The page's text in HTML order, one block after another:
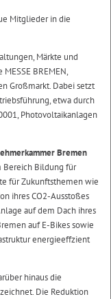
Mitglieder in die
Märkte und
BREMEN,
Großmarkt. Dabei setzt
etwa durch
Photovoltaikanlagen
Bremen
Bereich Bildung für
für Zukunftsthemen wie
ihres CO2-Ausstoßes
auf dem Dach ihres
auf E-Bikes sowie
energieeffzient
hinaus die
Die Reduktion